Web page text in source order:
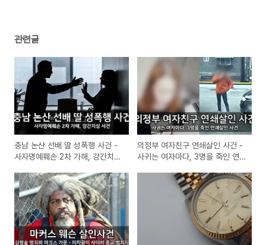
관련글
충남 논산 선배 딸 성폭행 사건 -
사자명예훼손 2차 가해, 강간치상
의정부 여자친구 연쇄살인 사건 -
사귀는 여자마다, 3명을 죽인 연